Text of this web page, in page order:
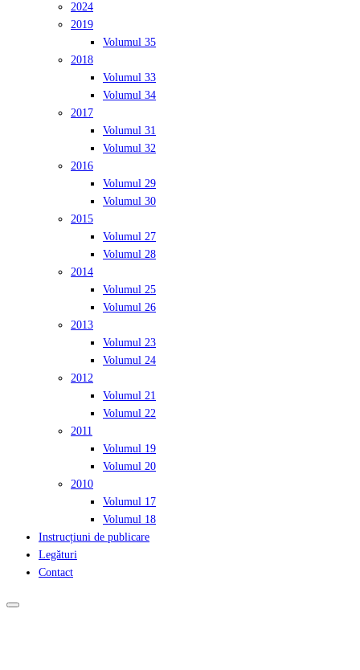
2024
2019
Volumul 35
2018
Volumul 33
Volumul 34
2017
Volumul 31
Volumul 32
2016
Volumul 29
Volumul 30
2015
Volumul 27
Volumul 28
2014
Volumul 25
Volumul 26
2013
Volumul 23
Volumul 24
2012
Volumul 21
Volumul 22
2011
Volumul 19
Volumul 20
2010
Volumul 17
Volumul 18
Instrucțiuni de publicare
Legături
Contact